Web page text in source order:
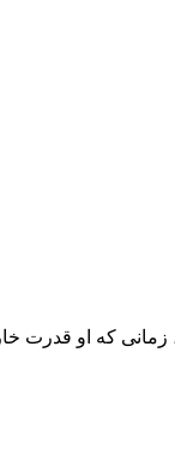
زمانی که او قدرت